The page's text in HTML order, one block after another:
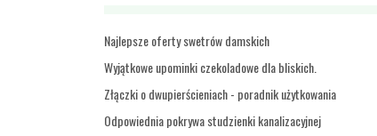
Najlepsze oferty swetrów damskich
Wyjątkowe upominki czekoladowe dla bliskich.
Złączki o dwupierścieniach - poradnik użytkowania
Odpowiednia pokrywa studzienki kanalizacyjnej